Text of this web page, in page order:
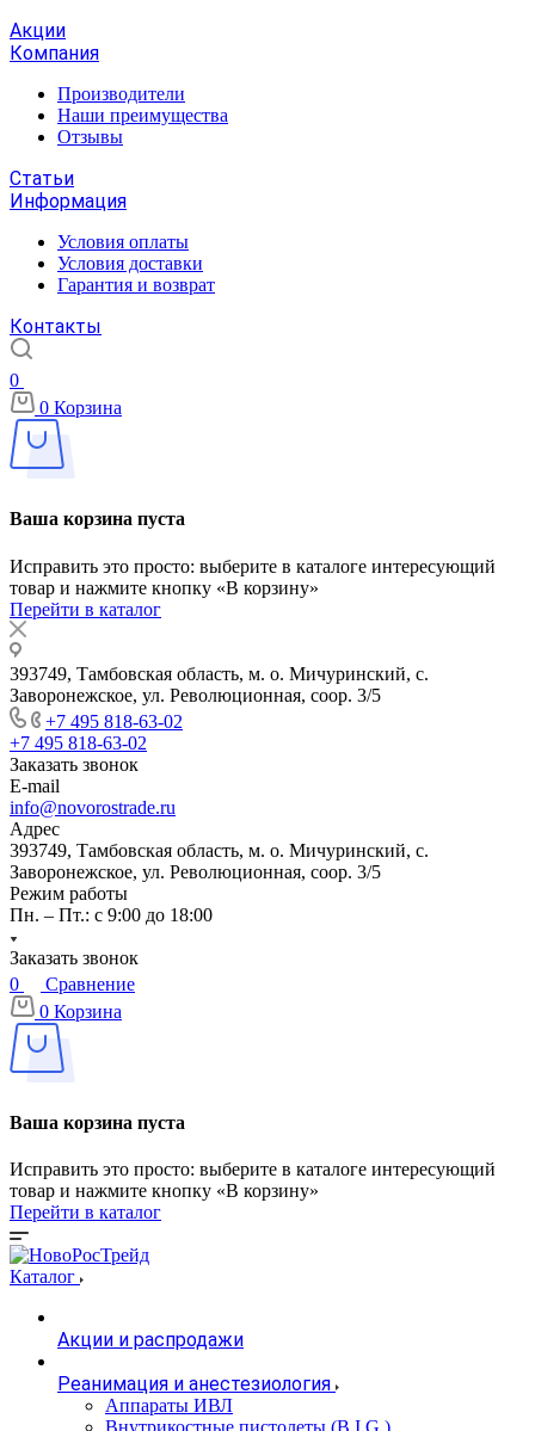
Акции
Компания
Производители
Наши преимущества
Отзывы
Статьи
Информация
Условия оплаты
Условия доставки
Гарантия и возврат
Контакты
0
0 Корзина
Ваша корзина пуста
Исправить это просто: выберите в каталоге интересующий
товар и нажмите кнопку «В корзину»
Перейти в каталог
393749, Тамбовская область, м. о. Мичуринский, с.
Заворонежское, ул. Революционная, соор. 3/5
+7 495 818-63-02
+7 495 818-63-02
Заказать звонок
E-mail
info@novorostrade.ru
Адрес
393749, Тамбовская область, м. о. Мичуринский, с.
Заворонежское, ул. Революционная, соор. 3/5
Режим работы
Пн. – Пт.: с 9:00 до 18:00
Заказать звонок
0
Сравнение
0 Корзина
Ваша корзина пуста
Исправить это просто: выберите в каталоге интересующий
товар и нажмите кнопку «В корзину»
Перейти в каталог
Каталог
Акции и распродажи
Реанимация и анестезиология
Аппараты ИВЛ
Внутрикостные пистолеты (B.I.G.)